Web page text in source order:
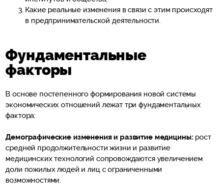
Какие реальные изменения в связи с этим происходят
в предпринимательской деятельности.
Фундаментальные
факторы
В основе постепенного формирования новой системы
экономических отношений лежат три фундаментальных
фактора:
Демографические изменения и развитие медицины: рост
средней продолжительности жизни и развитие
медицинских технологий сопровождаются увеличением
доли пожилых людей и лиц с ограниченными
возможностями.